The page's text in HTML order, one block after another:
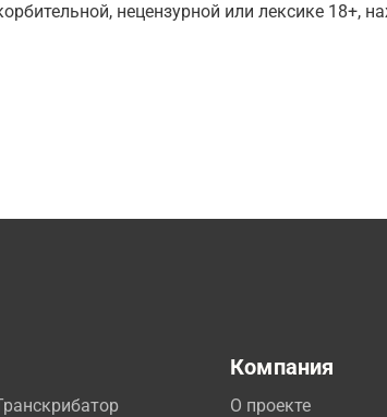
нецензурной или лексике 18+,
Компания
О проекте